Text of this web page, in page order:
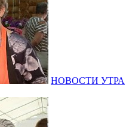
НОВОСТИ УТРА